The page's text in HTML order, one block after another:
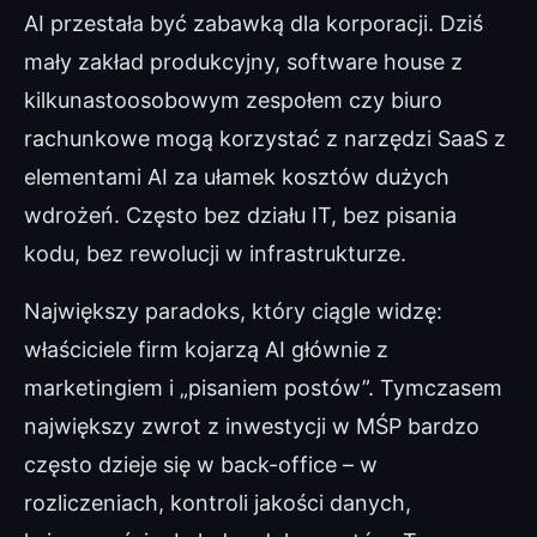
AI przestała być zabawką dla korporacji. Dziś
mały zakład produkcyjny, software house z
kilkunastoosobowym zespołem czy biuro
rachunkowe mogą korzystać z narzędzi SaaS z
elementami AI za ułamek kosztów dużych
wdrożeń. Często bez działu IT, bez pisania
kodu, bez rewolucji w infrastrukturze.
Największy paradoks, który ciągle widzę:
właściciele firm kojarzą AI głównie z
marketingiem i „pisaniem postów”. Tymczasem
największy zwrot z inwestycji w MŚP bardzo
często dzieje się w back-office – w
rozliczeniach, kontroli jakości danych,